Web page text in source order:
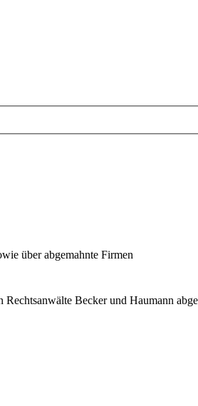
über abgemahnte Firmen
Becker und Haumann